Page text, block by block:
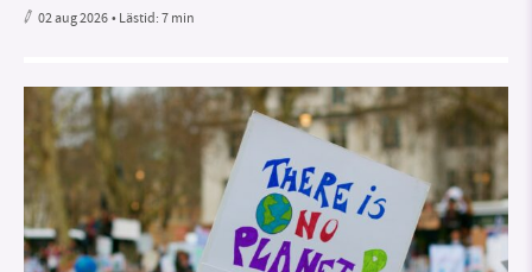
02 aug 2026• Lästid:7 min